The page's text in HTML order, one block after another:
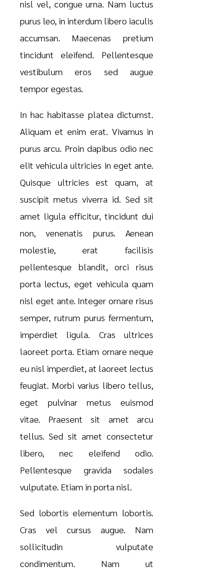
nisl vel, congue urna. Nam luctus
purus leo, in interdum libero iaculis
accumsan. Maecenas pretium
tincidunt eleifend. Pellentesque
vestibulum eros sed augue
tempor egestas.
In hac habitasse platea dictumst.
Aliquam et enim erat. Vivamus in
purus arcu. Proin dapibus odio nec
elit vehicula ultricies in eget ante.
Quisque ultricies est quam, at
suscipit metus viverra id. Sed sit
amet ligula efficitur, tincidunt dui
non, venenatis purus. Aenean
molestie, erat facilisis
pellentesque blandit, orci risus
porta lectus, eget vehicula quam
nisl eget ante. Integer ornare risus
semper, rutrum purus fermentum,
imperdiet ligula. Cras ultrices
laoreet porta. Etiam ornare neque
eu nisl imperdiet, at laoreet lectus
feugiat. Morbi varius libero tellus,
eget pulvinar metus euismod
vitae. Praesent sit amet arcu
tellus. Sed sit amet consectetur
libero, nec eleifend odio.
Pellentesque gravida sodales
vulputate. Etiam in porta nisl.
Sed lobortis elementum lobortis.
Cras vel cursus augue. Nam
sollicitudin vulputate
condimentum. Nam ut